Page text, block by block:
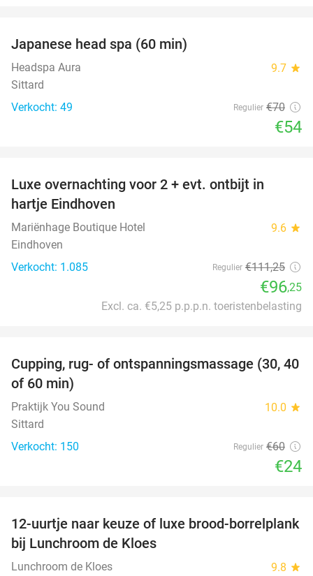
Japanese head spa (60 min)
Headspa Aura 9.7 star
Sittard
Verkocht: 49
Regulier €70
€54
Luxe overnachting voor 2 + evt. ontbijt in
hartje Eindhoven
Mariënhage Boutique Hotel 9.6 star
Eindhoven
Verkocht: 1.085
Regulier €111,25
€96,25
Excl. ca. €5,25 p.p.p.n. toeristenbelasting
60%
Cupping, rug- of ontspanningsmassage (30, 40
of 60 min)
Praktijk You Sound 10.0 star
Sittard
Verkocht: 150
Regulier €60
€24
21%
12-uurtje naar keuze of luxe brood-borrelplank
bij Lunchroom de Kloes
Lunchroom de Kloes 9.8 star